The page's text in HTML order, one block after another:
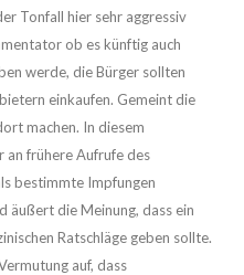
Tonfall hier sehr aggressiv
ob es künftig auch
werde, die Bürger sollten
einkaufen. Gemeint die
machen. In diesem
an frühere Aufrufe des
bestimmte Impfungen
äußert die Meinung, dass ein
Ratschläge geben sollte.
auf, dass